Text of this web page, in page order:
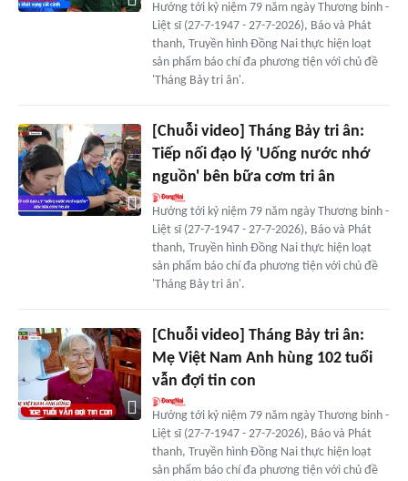
Hướng tới kỷ niệm 79 năm ngày Thương binh -
Liệt sĩ (27-7-1947 - 27-7-2026), Báo và Phát
thanh, Truyền hình Đồng Nai thực hiện loạt
sản phẩm báo chí đa phương tiện với chủ đề
'Tháng Bảy tri ân'.
[Chuỗi video] Tháng Bảy tri ân:
Tiếp nối đạo lý 'Uống nước nhớ
nguồn' bên bữa cơm tri ân
Hướng tới kỷ niệm 79 năm ngày Thương binh -
Liệt sĩ (27-7-1947 - 27-7-2026), Báo và Phát
thanh, Truyền hình Đồng Nai thực hiện loạt
sản phẩm báo chí đa phương tiện với chủ đề
'Tháng Bảy tri ân'.
[Chuỗi video] Tháng Bảy tri ân:
Mẹ Việt Nam Anh hùng 102 tuổi
vẫn đợi tin con
Hướng tới kỷ niệm 79 năm ngày Thương binh -
Liệt sĩ (27-7-1947 - 27-7-2026), Báo và Phát
thanh, Truyền hình Đồng Nai thực hiện loạt
sản phẩm báo chí đa phương tiện với chủ đề